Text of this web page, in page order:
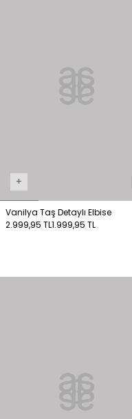
+
Vanilya Taş Detaylı Elbise
2.999,95 TL1.999,95 TL